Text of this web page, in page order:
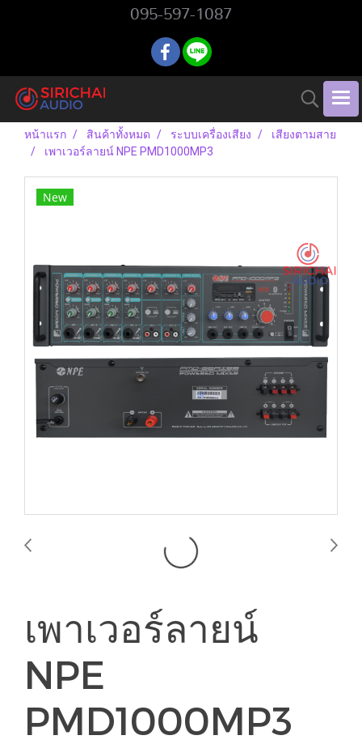
095-597-1087
หน้าแรก สินค้าทั้งหมด ระบบเครื่องเสียง
เสียงตามสาย
เพาเวอร์ลายน์ NPE PMD1000MP3
New
เพาเวอร์ลายน์
NPE
PMD1000MP3